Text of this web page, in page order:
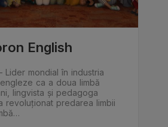
English
Lider mondial în industria
ca a doua limbă
lingvista și pedagoga
revoluționat predarea limbii